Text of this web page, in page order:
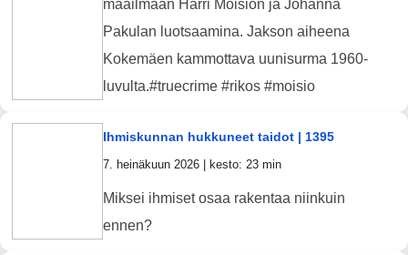
maailmaan Harri Moision ja Johanna
Pakulan luotsaamina. Jakson aiheena
Kokemäen kammottava uunisurma 1960-
luvulta.#truecrime #rikos #moisio
Ihmiskunnan hukkuneet taidot | 1395
7. heinäkuun 2026 | kesto: 23 min
Miksei ihmiset osaa rakentaa niinkuin
ennen?